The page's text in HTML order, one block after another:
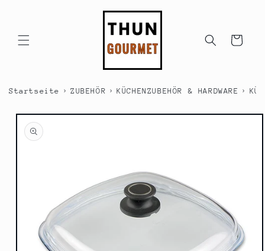
Warenkorb
Startseite › ZUBEHÖR › KÜCHENZUBEHÖR & HARDWARE ›